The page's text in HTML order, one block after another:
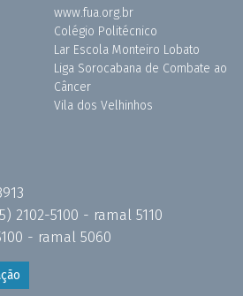
www.fua.org.br
Colégio Politécnico
Lar Escola Monteiro Lobato
Liga Sorocabana de Combate ao
Câncer
Vila dos Velhinhos
2102-5100 - ramal 5110
- ramal 5060